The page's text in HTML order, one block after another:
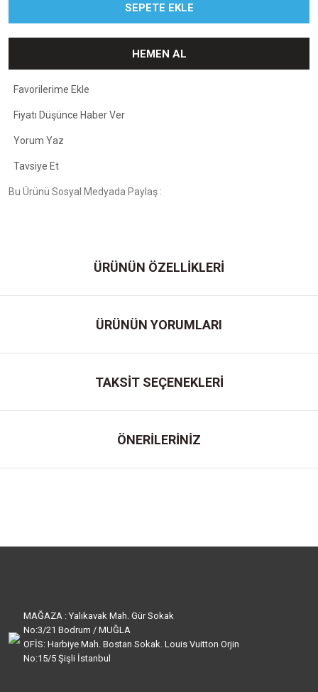
SEPETE EKLE
HEMEN AL
Fiyatı Düşünce Haber Ver
Yorum Yaz
Tavsiye Et
Bu Ürünü Sosyal Medyada Paylaş :
ÜRÜNÜN ÖZELLİKLERİ
ÜRÜNÜN YORUMLARI
TAKSİT SEÇENEKLERİ
ÖNERİLERİNİZ
MAĞAZA : Yalıkavak Mah. Gür Sokak
No:3/21 Bodrum / MUĞLA
OFİS: Harbiye Mah. Bostan Sokak. Louis Vuitton Orjin
No:15/5 Şişli İstanbul